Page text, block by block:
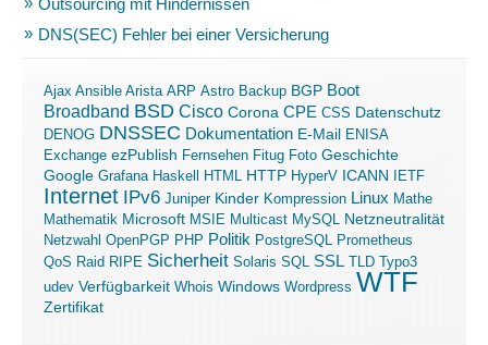
DNS(SEC) Fehler bei einer Versicherung
Ajax Ansible Arista ARP Astro Backup BGP Boot
Broadband BSD Cisco Corona CPE CSS Datenschutz
DENOG DNSSEC Dokumentation E-Mail ENISA
Exchange ezPublish Fernsehen Fitug Foto Geschichte
Google Grafana Haskell HTML HTTP HyperV ICANN IETF
Internet IPv6 Juniper Kinder Kompression Linux Mathe
Mathematik Microsoft MSIE Multicast MySQL Netzneutralität
Netzwahl OpenPGP PHP Politik PostgreSQL Prometheus
QoS Raid RIPE Sicherheit Solaris SQL SSL TLD Typo3
udev Verfügbarkeit Whois Windows Wordpress WTF
Zertifikat